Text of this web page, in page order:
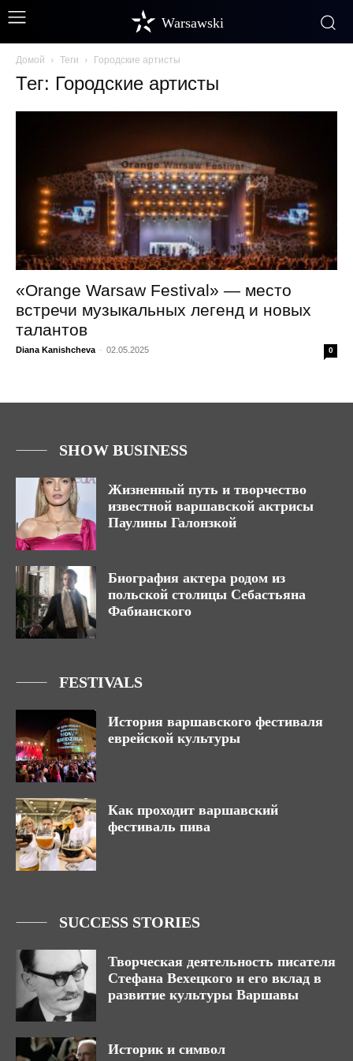
Warsawski
Домой Теги Городские артисты
Тег: Городские артисты
«Orange Warsaw Festival» — место
встречи музыкальных легенд и новых
талантов
Diana Kanishcheva - 02.05.2025 0
SHOW BUSINESS
Жизненный путь и творчество
известной варшавской актрисы
Паулины Галонзкой
Биография актера родом из
польской столицы Себастьяна
Фабианского
FESTIVALS
История варшавского фестиваля
еврейской культуры
Как проходит варшавский
фестиваль пива
SUCCESS STORIES
Творческая деятельность писателя
Стефана Вехецкого и его вклад в
развитие культуры Варшавы
Историк и символ